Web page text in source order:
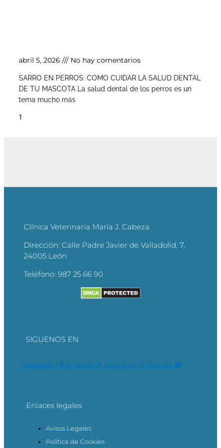
abril 5, 2026 No hay comentarios
SARRO EN PERROS: COMO CUIDAR LA SALUD DENTAL
DE TU MASCOTA La salud dental de los perros es un
tema mucho más
Clínica Veterinaria María J. Cabeza
Dirección: Calle Padre Javier de Valladolid, 7,
24005 León
Teléfono: 987 25 66 90
SIGUENOS EN
Facebook-f X-twitter Instagram Youtube
Enlaces legales
Avisos Legales
Política de Cookies